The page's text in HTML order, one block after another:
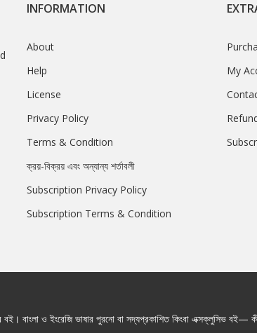
INFORMATION
About
Help
License
Privacy Policy
Terms & Condition
ক্রয়-বিক্রয় এবং অন্যান্য শর্তাবলী
Subscription Privacy Policy
Subscription Terms & Condition
My
বই। বাংলা ও ইংরেজি ভাষার পুরনো বা সদ্যপ্রকাশিত কিংবা এক্সক্লুসিভ